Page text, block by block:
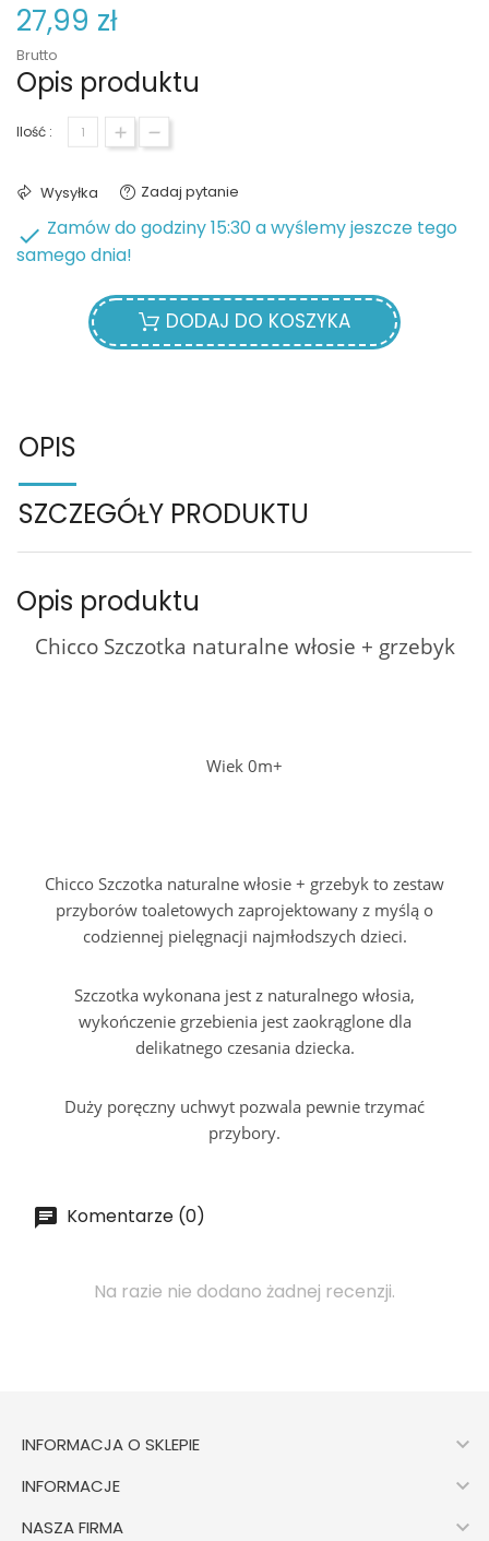
27,99 zł
Brutto
Opis produktu
Ilość :
Wysyłka Zadaj pytanie
 Zamów do godziny 15:30 a wyślemy jeszcze tego
samego dnia!
DODAJ DO KOSZYKA
OPIS
SZCZEGÓŁY PRODUKTU
Opis produktu
Chicco Szczotka naturalne włosie + grzebyk
Wiek 0m+
Chicco Szczotka naturalne włosie + grzebyk to zestaw
przyborów toaletowych zaprojektowany z myślą o
codziennej pielęgnacji najmłodszych dzieci.
Szczotka wykonana jest z naturalnego włosia,
wykończenie grzebienia jest zaokrąglone dla
delikatnego czesania dziecka.
Duży poręczny uchwyt pozwala pewnie trzymać
przybory.
Komentarze (0)
Na razie nie dodano żadnej recenzji.
INFORMACJA O SKLEPIE 
INFORMACJE 
NASZA FIRMA 